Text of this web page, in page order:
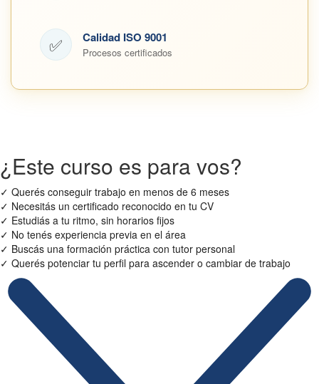
✅ Calidad ISO 9001
Procesos certificados
¿Este curso es para vos?
✓ Querés conseguir trabajo en menos de 6 meses
✓ Necesitás un certificado reconocido en tu CV
✓ Estudiás a tu ritmo, sin horarios fijos
✓ No tenés experiencia previa en el área
✓ Buscás una formación práctica con tutor personal
✓ Querés potenciar tu perfil para ascender o cambiar de trabajo